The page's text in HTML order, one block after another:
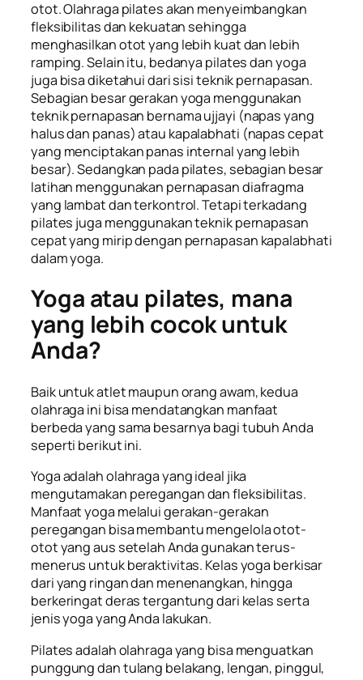
otot. Olahraga pilates akan menyeimbangkan
fleksibilitas dan kekuatan sehingga
menghasilkan otot yang lebih kuat dan lebih
ramping. Selain itu, bedanya pilates dan yoga
juga bisa diketahui dari sisi teknik pernapasan.
Sebagian besar gerakan yoga menggunakan
teknik pernapasan bernamaujjayi (napas yang
halus dan panas) atau kapalabhati (napas cepat
yang menciptakan panas internal yang lebih
besar). Sedangkan pada pilates, sebagian besar
latihan menggunakan pernapasan diafragma
yang lambat dan terkontrol. Tetapi terkadang
pilates juga menggunakan teknik pernapasan
cepat yang mirip dengan pernapasan kapalabhati
dalam yoga.
Yoga atau pilates, mana
yang lebih cocok untuk
Anda?
Baik untuk atlet maupun orang awam, kedua
olahraga ini bisa mendatangkan manfaat
berbeda yang sama besarnya bagi tubuh Anda
seperti berikut ini.
Yoga adalah olahraga yang ideal jika
mengutamakan peregangan dan fleksibilitas.
Manfaat yoga melalui gerakan-gerakan
peregangan bisa membantu mengelola otot-
otot yang aus setelah Anda gunakan terus-
menerus untuk beraktivitas. Kelas yoga berkisar
dari yang ringan dan menenangkan, hingga
berkeringat deras tergantung dari kelas serta
jenis yoga yang Anda lakukan.
Pilates adalah olahraga yang bisa menguatkan
punggung dan tulang belakang, lengan, pinggul,